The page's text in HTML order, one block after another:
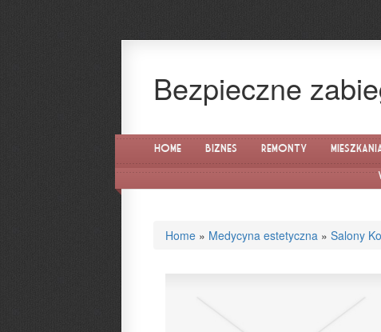
Bezpieczne
Home Biznes Remonty
Home » Medycyna estetyczna » Salony